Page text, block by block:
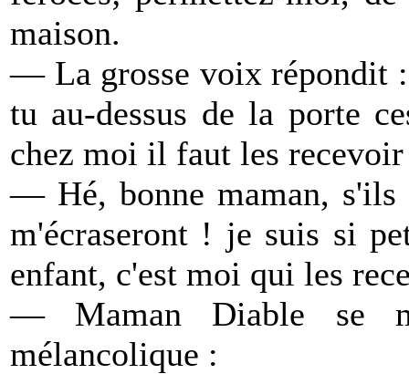
maison.
— La grosse voix répondit
tu au-dessus de la porte
chez moi il faut les
— Hé, bonne maman, s'ils
m'écraseront ! je suis si
enfant, c'est moi qui les
— Maman Diable se
mélancolique :